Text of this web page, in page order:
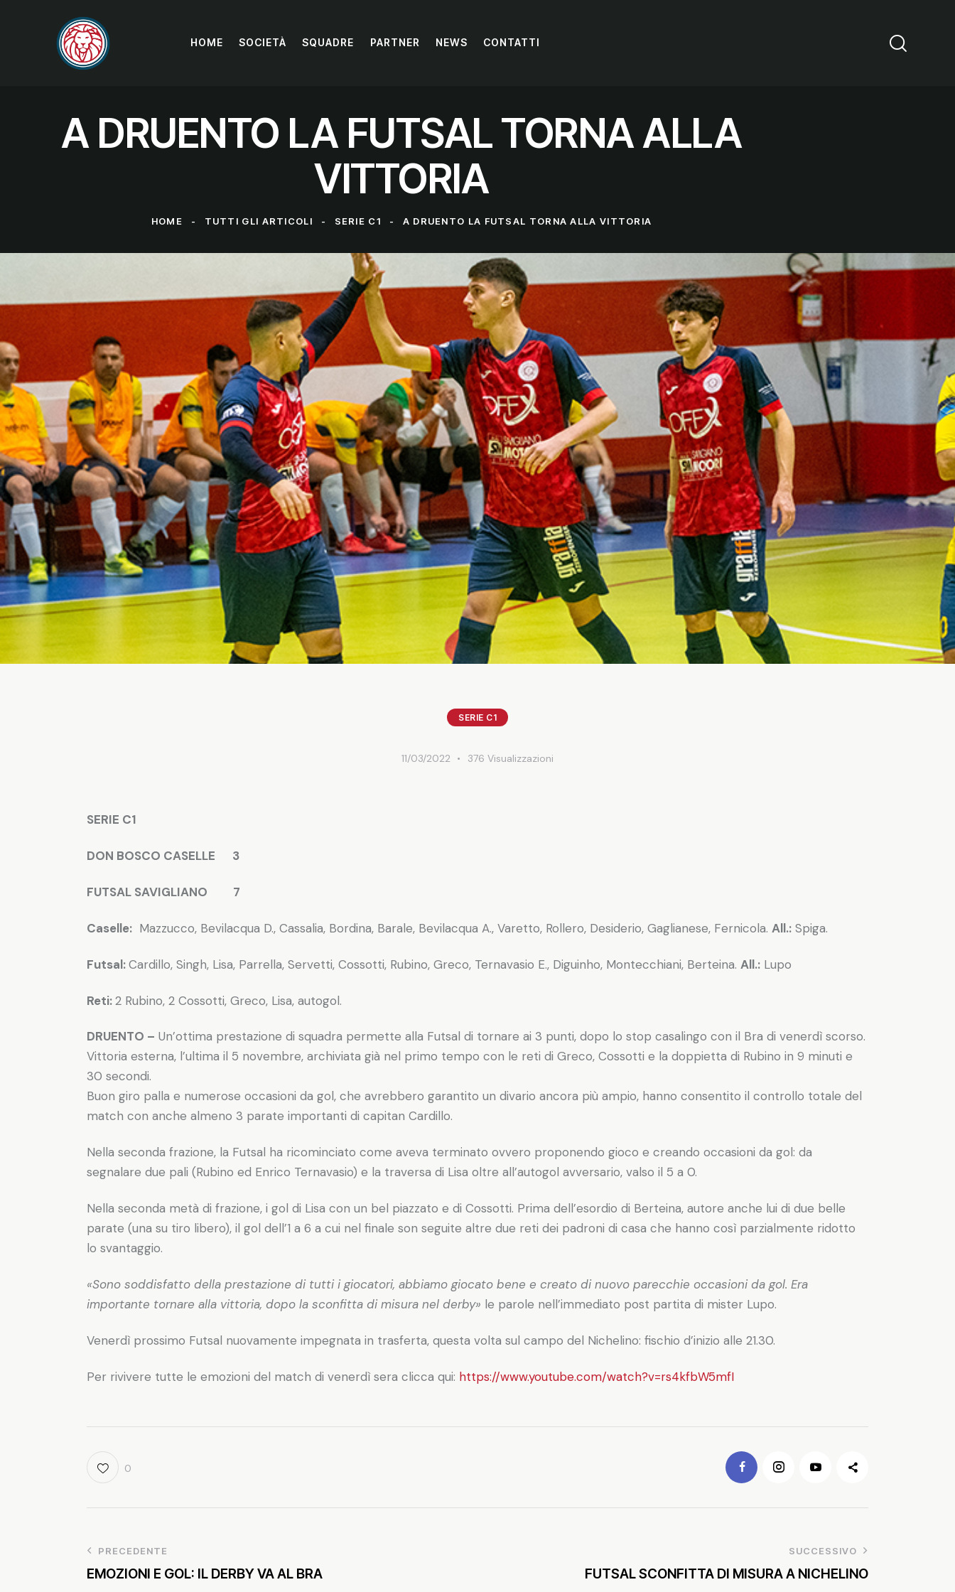
HOME SOCIETÀ SQUADRE PARTNER NEWS CONTATTI
A DRUENTO LA FUTSAL TORNA ALLA
VITTORIA
HOME TUTTI GLI ARTICOLI SERIE C1 A DRUENTO LA FUTSAL TORNA ALLA VITTORIA
SERIE C1
11/03/2022 376 Visualizzazioni
SERIE C1
DON BOSCO CASELLE 3
FUTSAL SAVIGLIANO 7
Caselle: Mazzucco, Bevilacqua D., Cassalia, Bordina, Barale, Bevilacqua A., Varetto, Rollero, Desiderio, Gaglianese, Fernicola. All.: Spiga.
Futsal:Cardillo, Singh, Lisa, Parrella, Servetti, Cossotti, Rubino, Greco, Ternavasio E., Diguinho, Montecchiani, Berteina. All.: Lupo
Reti:2 Rubino, 2 Cossotti, Greco, Lisa, autogol.
DRUENTO – Un’ottima prestazione di squadra permette alla Futsal di tornare ai 3 punti, dopo lo stop casalingo con il Bra di venerdì scorso.
Vittoria esterna, l’ultima il 5 novembre, archiviata già nel primo tempo con le reti di Greco, Cossotti e la doppietta di Rubino in 9 minuti e
30 secondi.
Buon giro palla e numerose occasioni da gol, che avrebbero garantito un divario ancora più ampio, hanno consentito il controllo totale del
match con anche almeno 3 parate importanti di capitan Cardillo.
Nella seconda frazione, la Futsal ha ricominciato come aveva terminato ovvero proponendo gioco e creando occasioni da gol: da
segnalare due pali (Rubino ed Enrico Ternavasio) e la traversa di Lisa oltre all’autogol avversario, valso il 5 a 0.
Nella seconda metà di frazione, i gol di Lisa con un bel piazzato e di Cossotti. Prima dell’esordio di Berteina, autore anche lui di due belle
parate (una su tiro libero), il gol dell’1 a 6 a cui nel finale son seguite altre due reti dei padroni di casa che hanno così parzialmente ridotto
lo svantaggio.
«Sono soddisfatto della prestazione di tutti i giocatori, abbiamo giocato bene e creato di nuovo parecchie occasioni da gol. Era
importante tornare alla vittoria, dopo la sconfitta di misura nel derby» le parole nell’immediato post partita di mister Lupo.
Venerdì prossimo Futsal nuovamente impegnata in trasferta, questa volta sul campo del Nichelino: fischio d’inizio alle 21.30.
Per rivivere tutte le emozioni del match di venerdì sera clicca qui: https://www.youtube.com/watch?v=rs4kfbW5mfI
0
PRECEDENTE
EMOZIONI E GOL: IL DERBY VA AL BRA
SUCCESSIVO
FUTSAL SCONFITTA DI MISURA A NICHELINO